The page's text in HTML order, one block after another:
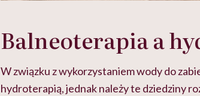
Balneoterapia a
W związku z wykorzystaniem wody do
hydroterapią, jednak należy te dziedziny